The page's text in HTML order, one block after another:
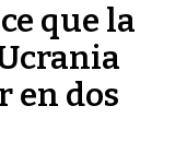
que la
en dos